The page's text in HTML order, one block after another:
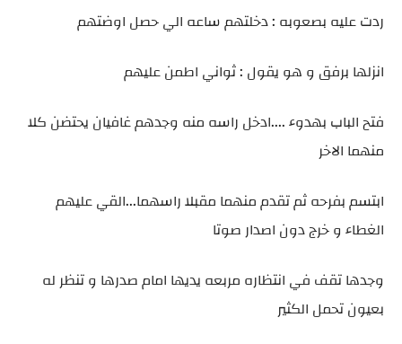
ردت عليه بصعوبه : دخلتهم ساعه الي حصل اوضتهم
انزلها برفق و هو يقول : ثواني اطمن عليهم
فتح الباب بهدوء ....ادخل راسه منه وجدهم غافيان يحتضن كلا
منهما الاخر
ابتسم بفرحه ثم تقدم منهما مقبلا راسهما...القي عليهم
الغطاء و خرج دون اصدار صوتا
وجدها تقف في انتظاره مربعه يديها امام صدرها و تنظر له
بعيون تحمل الكثير